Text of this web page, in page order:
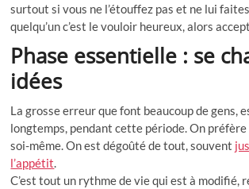
surtout si vous ne l’étouffez pas et ne lui
quelqu’un c’est le vouloir heureux, alors
Phase essentielle : se
idées
La grosse erreur que font beaucoup de gens,
longtemps, pendant cette période. On
soi-même. On est dégoûté de tout, souvent
l’appétit.
C’est tout un rythme de vie qui est à modifié,